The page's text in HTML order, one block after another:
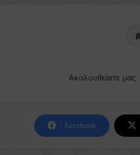
Ακολουθείστε μας
Facebook